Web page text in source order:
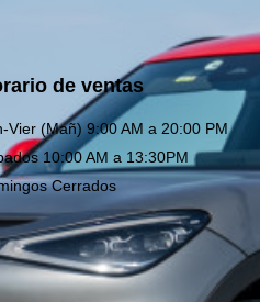
de ventas
Vier (Mañ) 9:00 AM a 20:00 PM
10:00 AM a 13:30PM
Cerrados